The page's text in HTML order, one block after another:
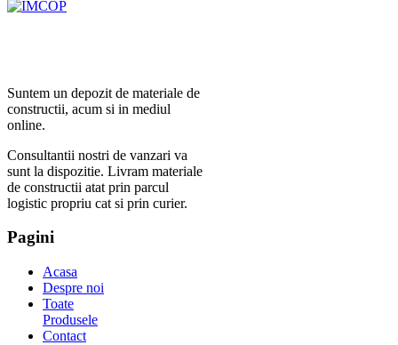
Suntem un depozit de materiale de
constructii, acum si in mediul
online.
Consultantii nostri de vanzari va
sunt la dispozitie. Livram materiale
de constructii atat prin parcul
logistic propriu cat si prin curier.
Pagini
Acasa
Despre noi
Toate
Produsele
Contact